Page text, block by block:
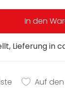
Lieferung in
In den
Auf